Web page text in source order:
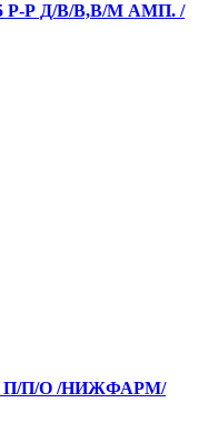
Р Д/В/В,В/М АМП. /
П/П/О /НИЖФАРМ/